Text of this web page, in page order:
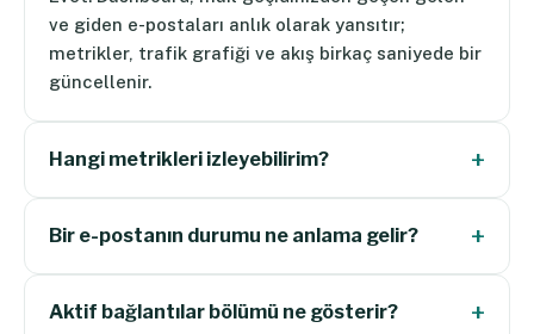
ve giden e-postaları anlık olarak yansıtır;
metrikler, trafik grafiği ve akış birkaç saniyede bir
güncellenir.
Hangi metrikleri izleyebilirim?
Bir e-postanın durumu ne anlama gelir?
Aktif bağlantılar bölümü ne gösterir?